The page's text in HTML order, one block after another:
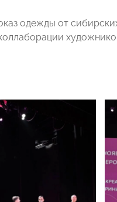
одежды от